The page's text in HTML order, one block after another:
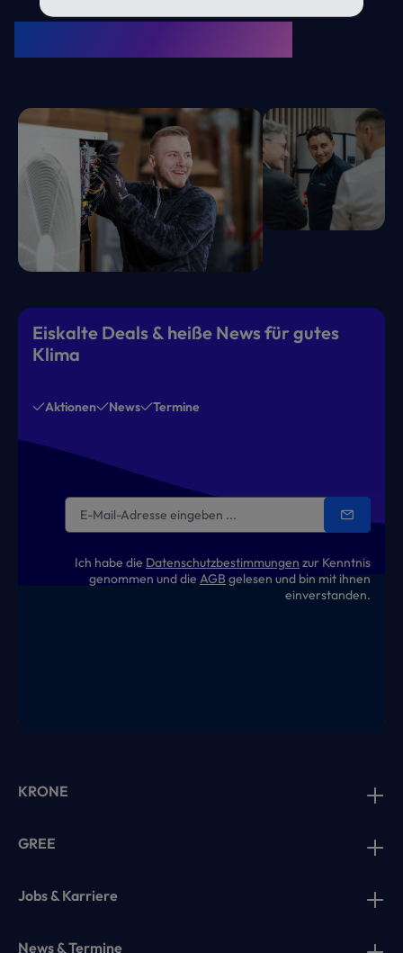
KRONE Friends
Eiskalte Deals & heiße News für gutes
Klima
Aktionen News Termine
Ich habe die Datenschutzbestimmungen zur Kenntnis
genommen und die AGB gelesen und bin mit ihnen
einverstanden.
KRONE
GREE
Jobs & Karriere
News & Termine